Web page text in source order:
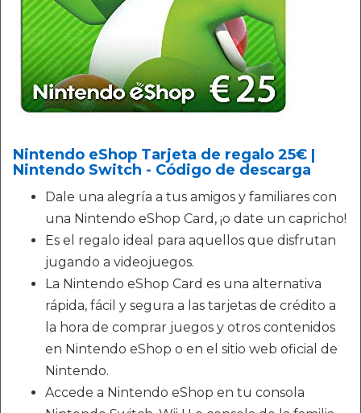
Nintendo eShop Tarjeta de regalo 25€ |
Nintendo Switch - Código de descarga
Dale una alegría a tus amigos y familiares con
una Nintendo eShop Card, ¡o date un capricho!
Es el regalo ideal para aquellos que disfrutan
jugando a videojuegos.
La Nintendo eShop Card es una alternativa
rápida, fácil y segura a las tarjetas de crédito a
la hora de comprar juegos y otros contenidos
en Nintendo eShop o en el sitio web oficial de
Nintendo.
Accede a Nintendo eShop en tu consola